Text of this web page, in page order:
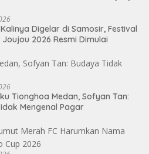
Digelar di Samosir, Festival
2026 Resmi Dimulai
Tionghoa Medan, Sofyan Tan:
Mengenal Pagar